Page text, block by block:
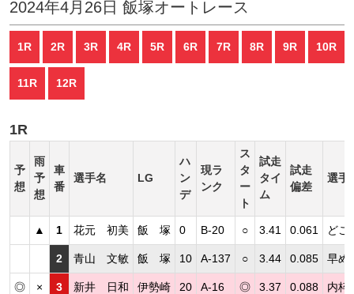
2024年4月26日 飯塚オートレース
1R 2R 3R 4R 5R 6R 7R 8R 9R 10R
11R 12R
1R
予
想
雨
予
想
車
番
選手名 LG
ハ
ン
デ
現ラ
ンク
ス
タ
ー
ト
試走
タイ
ム
試走
偏差
選手
▲ 1 花元 初美 飯 塚 0 B-20 ○ 3.41 0.061 どこ
2 青山 文敏 飯 塚 10 A-137 ○ 3.44 0.085 早め
◎ × 3 新井 日和 伊勢崎 20 A-16 ◎ 3.37 0.088 内枠